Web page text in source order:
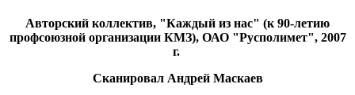
Авторский коллектив, "Каждый из нас" (к 90-летию
профсоюзной организации КМЗ), ОАО "Русполимет", 2007
г.
Сканировал Андрей Маскаев